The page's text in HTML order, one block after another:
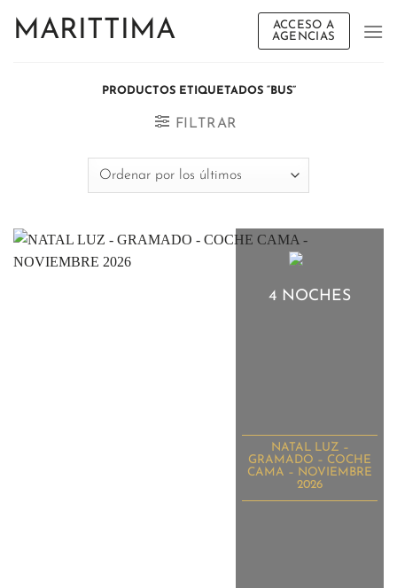
MARITTIMA
ACCESO A
AGENCIAS
PRODUCTOS ETIQUETADOS “BUS”
FILTRAR
4 NOCHES
NATAL LUZ –
GRAMADO – COCHE
CAMA – NOVIEMBRE
2026